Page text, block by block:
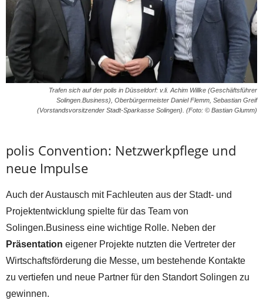
Trafen sich auf der polis in Düsseldorf: v.li. Achim Willke (Geschäftsführer
Solingen.Business), Oberbürgermeister Daniel Flemm, Sebastian Greif
(Vorstandsvorsitzender Stadt-Sparkasse Solingen). (Foto: © Bastian Glumm)
polis Convention: Netzwerkpflege und
neue Impulse
Auch der Austausch mit Fachleuten aus der Stadt- und
Projektentwicklung spielte für das Team von
Solingen.Business eine wichtige Rolle. Neben der
Präsentation eigener Projekte nutzten die Vertreter der
Wirtschaftsförderung die Messe, um bestehende Kontakte
zu vertiefen und neue Partner für den Standort Solingen zu
gewinnen.